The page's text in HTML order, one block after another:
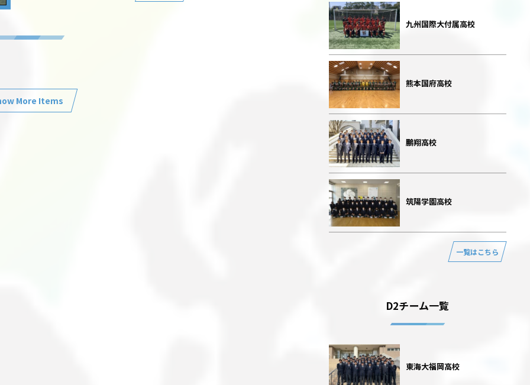
More Items
九州国際大付属高校
熊本国府高校
鵬翔高校
筑陽学園高校
一覧はこちら
D2チーム一覧
東海大福岡高校